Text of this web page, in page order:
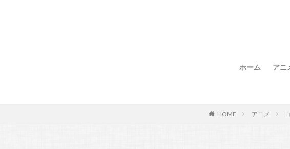
ホーム アニ
HOME アニメ